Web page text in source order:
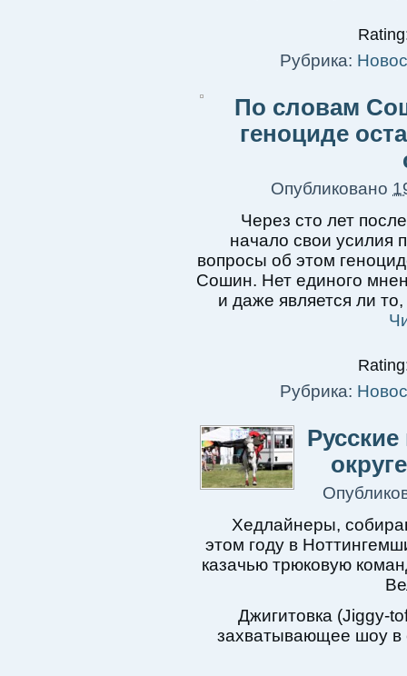
Рубрика:
По словам
геноциде
Опубликовано
Через сто лет
начало свои усилия
вопросы об этом
Сошин. Нет единого
и даже является ли
Рубрика:
Хедлайнеры,
этом году в
казачью трюковую
Джигитовка (Jiggy-
захватывающее шоу в